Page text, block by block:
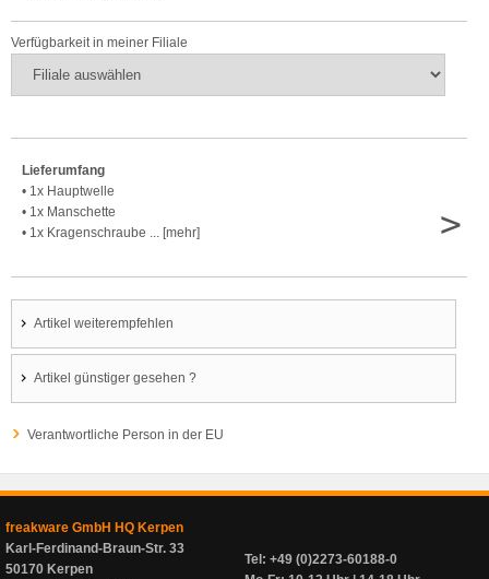
Verfügbarkeit in meiner Filiale
Lieferumfang
• 1x Hauptwelle
• 1x Manschette
• 1x Kragenschraube ... [mehr]
>
Artikel weiterempfehlen
Artikel günstiger gesehen ?
Verantwortliche Person in der EU
freakware GmbH HQ Kerpen
Karl-Ferdinand-Braun-Str. 33
50170 Kerpen
Tel: +49 (0)2273-60188-0